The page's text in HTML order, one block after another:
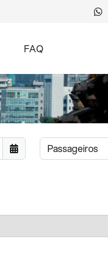
FAQ
Passageiros